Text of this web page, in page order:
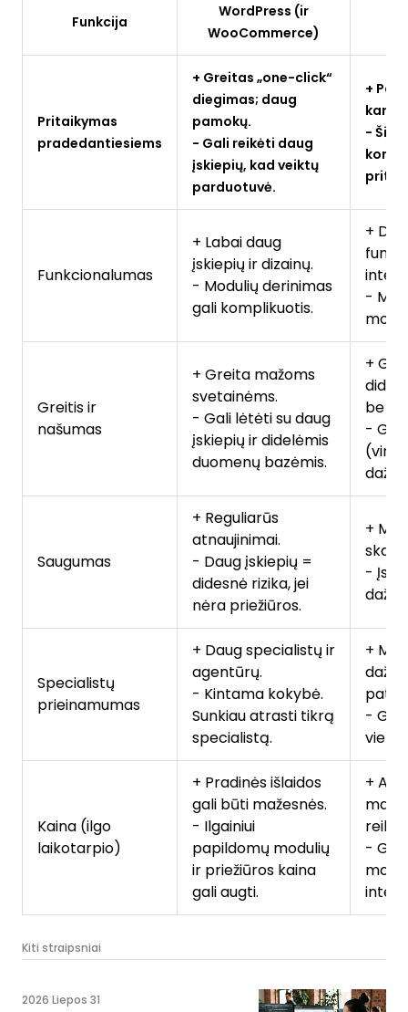
Funkcija
WordPress (ir
WooCommerce)
Pritaikymas
pradedantiesiems
+ Greitas „one-click“
diegimas; daug
pamokų.
- Gali reikėti daug
įskiepių, kad veiktų
parduotuvė.
+
karto.
- Šiek
Funkcionalumas
+ Labai daug
įskiepių ir dizainų.
- Modulių derinimas
gali komplikuotis.
+
-
Greitis ir
našumas
+ Greita mažoms
svetainėms.
- Gali lėtėti su daug
įskiepių ir didelėmis
duomenų bazėmis.
+
be
-
(virš
Saugumas
+ Reguliarūs
atnaujinimai.
- Daug įskiepių =
didesnė rizika, jei
nėra priežiūros.
+
-
Specialistų
prieinamumas
+ Daug specialistų ir
agentūrų.
- Kintama kokybė.
Sunkiau atrasti tikrą
specialistą.
+
- Gal
Kaina (ilgo
laikotarpio)
+ Pradinės išlaidos
gali būti mažesnės.
- Ilgainiui
papildomų modulių
ir priežiūros kaina
gali augti.
+
-
Kiti straipsniai
2026 Liepos 31